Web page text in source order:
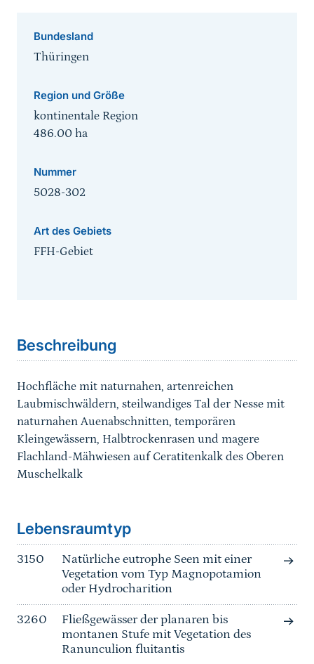
Bundesland
Thüringen
Region und Größe
kontinentale Region
486.00 ha
Nummer
5028-302
Art des Gebiets
FFH-Gebiet
Beschreibung
Hochfläche mit naturnahen, artenreichen
Laubmischwäldern, steilwandiges Tal der Nesse mit
naturnahen Auenabschnitten, temporären
Kleingewässern, Halbtrockenrasen und magere
Flachland-Mähwiesen auf Ceratitenkalk des Oberen
Muschelkalk
Lebensraumtyp
3150
Natürliche eutrophe Seen mit einer
Vegetation vom Typ Magnopotamion
oder Hydrocharition
3260
Fließgewässer der planaren bis
montanen Stufe mit Vegetation des
Ranunculion fluitantis